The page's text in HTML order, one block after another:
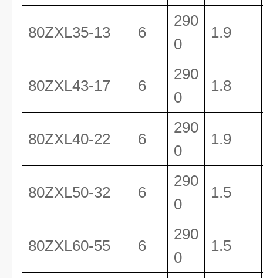
80ZXL35-13 6
290
0
1.9
80ZXL43-17 6
290
0
1.8
80ZXL40-22 6
290
0
1.9
80ZXL50-32 6
290
0
1.5
80ZXL60-55 6
290
0
1.5